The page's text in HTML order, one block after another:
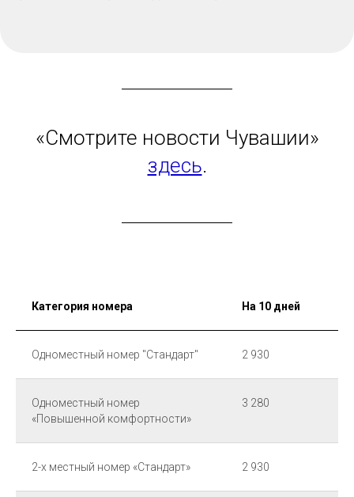
«Смотрите новости Чувашии»
здесь.
Категория номера На 10 дней
Одноместный номер "Стандарт" 2 930
Одноместный номер
«Повышенной комфортности»
3 280
2-х местный номер «Стандарт» 2 930